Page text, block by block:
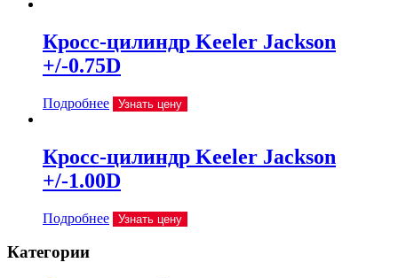
Кросс-цилиндр Keeler Jackson
+/-0.75D
Подробнее Узнать цену
Кросс-цилиндр Keeler Jackson
+/-1.00D
Подробнее Узнать цену
Категории